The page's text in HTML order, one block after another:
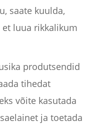
saate kuulda,
luua rikkalikum
produtsendid
tihedat
võite kasutada
ja toetada